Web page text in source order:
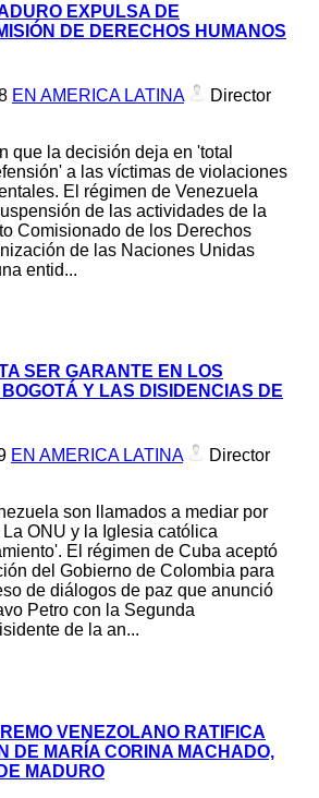
EXPULSA DE
DE DERECHOS HUMANOS
EN AMERICA LATINA
Director
que la decisión deja en 'total
a las víctimas de violaciones
El régimen de Venezuela
de las actividades de la
Comisionado de los Derechos
de las Naciones Unidas
entid...
SER GARANTE EN LOS
Y LAS DISIDENCIAS DE
EN AMERICA LATINA
Director
son llamados a mediar por
ONU y la Iglesia católica
El régimen de Cuba aceptó
del Gobierno de Colombia para
de diálogos de paz que anunció
Petro con la Segunda
de la an...
VENEZOLANO RATIFICA
DE MARÍA CORINA MACHADO,
MADURO